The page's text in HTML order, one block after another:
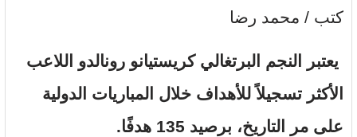
كتب / محمد رضا
يعتبر النجم البرتغالي كريستيانو رونالدو اللاعب
الأكثر تسجيلاً للأهداف خلال المباريات الدولية
على مر التاريخ، برصيد 135 هدفًا.